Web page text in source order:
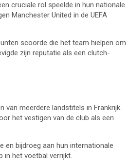
cruciale rol speelde in hun nationale
Manchester United in de UEFA
scoorde die het team hielpen om
zijn reputatie als een clutch-
van meerdere landstitels in Frankrijk.
het vestigen van de club als een
en bijdroeg aan hun internationale
in het voetbal verrijkt.